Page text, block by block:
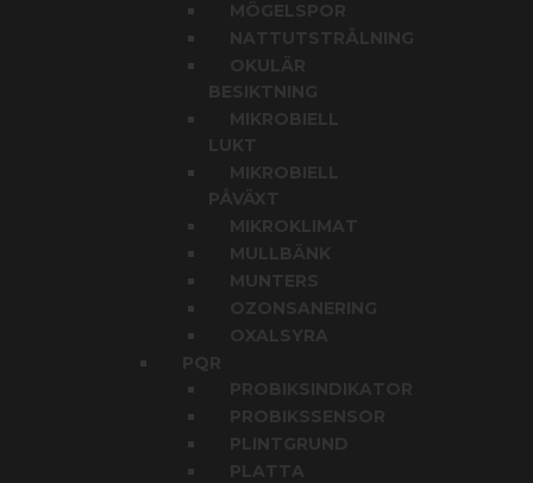
MÖGELSPOR
NATTUTSTRÅLNING
OKULÄR
BESIKTNING
MIKROBIELL
LUKT
MIKROBIELL
PÅVÄXT
MIKROKLIMAT
MULLBÄNK
MUNTERS
OZONSANERING
OXALSYRA
PQR
PROBIKSINDIKATOR
PROBIKSSENSOR
PLINTGRUND
PLATTA